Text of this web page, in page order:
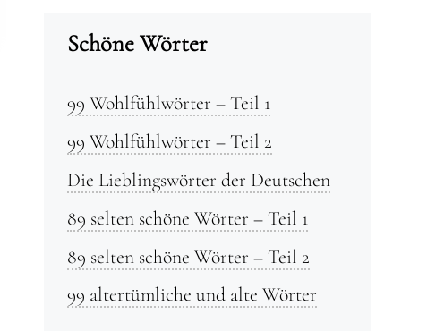
Schöne Wörter
99 Wohlfühlwörter – Teil 1
99 Wohlfühlwörter – Teil 2
Die Lieblingswörter der Deutschen
89 selten schöne Wörter – Teil 1
89 selten schöne Wörter – Teil 2
99 altertümliche und alte Wörter